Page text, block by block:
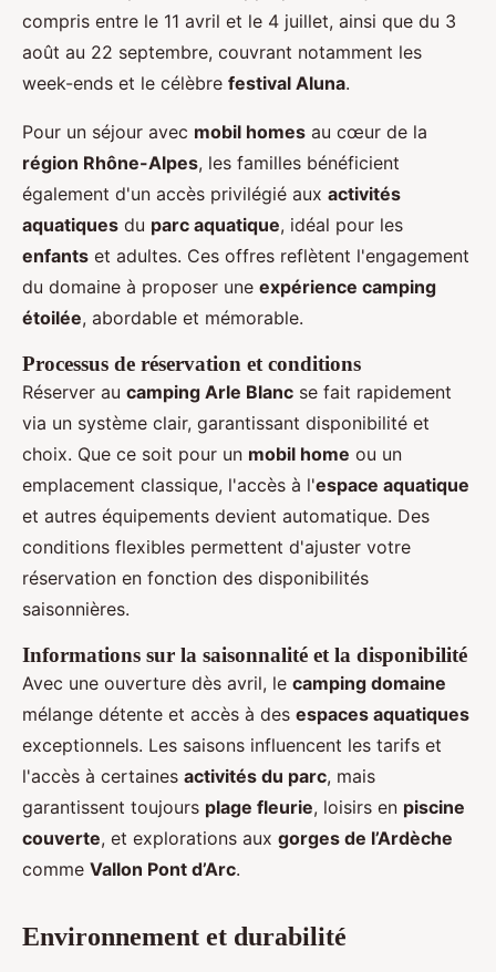
compris entre le 11 avril et le 4 juillet, ainsi que du 3
août au 22 septembre, couvrant notamment les
week-ends et le célèbre festival Aluna.
Pour un séjour avec mobil homes au cœur de la
région Rhône-Alpes, les familles bénéficient
également d'un accès privilégié aux activités
aquatiques du parc aquatique, idéal pour les
enfants et adultes. Ces offres reflètent l'engagement
du domaine à proposer une expérience camping
étoilée, abordable et mémorable.
Processus de réservation et conditions
Réserver au camping Arle Blanc se fait rapidement
via un système clair, garantissant disponibilité et
choix. Que ce soit pour un mobil home ou un
emplacement classique, l'accès à l'espace aquatique
et autres équipements devient automatique. Des
conditions flexibles permettent d'ajuster votre
réservation en fonction des disponibilités
saisonnières.
Informations sur la saisonnalité et la disponibilité
Avec une ouverture dès avril, le camping domaine
mélange détente et accès à des espaces aquatiques
exceptionnels. Les saisons influencent les tarifs et
l'accès à certaines activités du parc, mais
garantissent toujours plage fleurie, loisirs en piscine
couverte, et explorations aux gorges de l’Ardèche
comme Vallon Pont d’Arc.
Environnement et durabilité